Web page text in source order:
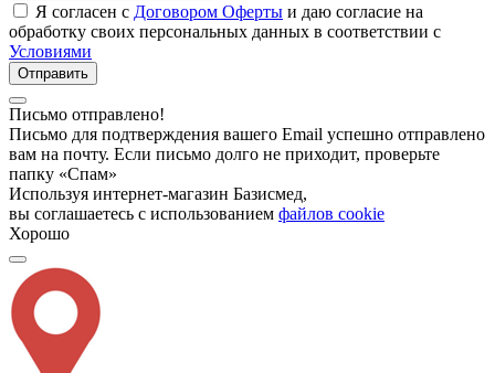
Я согласен с Договором Оферты и даю согласие на
обработку своих персональных данных в соответствии с
Условиями
Отправить
Письмо отправлено!
Письмо для подтверждения вашего Email успешно отправлено
вам на почту. Если письмо долго не приходит, проверьте
папку «Спам»
Используя интернет-магазин Базисмед,
вы соглашаетесь с использованием файлов cookie
Хорошо